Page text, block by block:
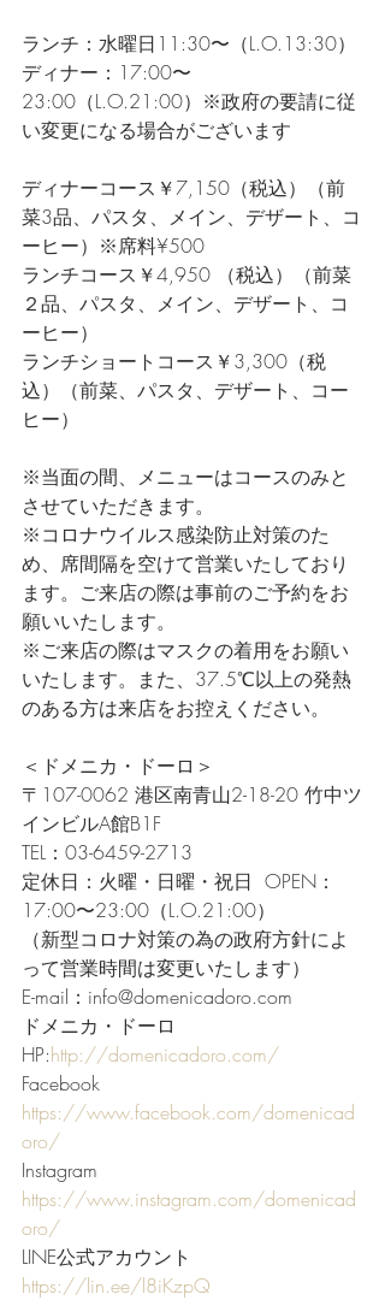
ランチ：水曜日11:30〜（L.O.13:30）
ディナー：17:00〜
23:00（L.O.21:00）※政府の要請に従
い変更になる場合がございます
ディナーコース￥7,150（税込）（前
菜3品、パスタ、メイン、デザート、コ
ーヒー）※席料¥500
ランチコース￥4,950 （税込）（前菜
２品、パスタ、メイン、デザート、コ
ーヒー）
ランチショートコース￥3,300（税
込）（前菜、パスタ、デザート、コー
ヒー）
※当面の間、メニューはコースのみと
させていただきます。
※コロナウイルス感染防止対策のた
め、席間隔を空けて営業いたしており
ます。ご来店の際は事前のご予約をお
願いいたします。
※ご来店の際はマスクの着用をお願い
いたします。また、37.5℃以上の発熱
のある方は来店をお控えください。
＜ドメニカ・ドーロ＞
〒107-0062 港区南青山2-18-20 竹中ツ
インビルA館B1F
TEL：03-6459-2713
定休日：火曜・日曜・祝日  OPEN：
17:00〜23:00（L.O.21:00）
（新型コロナ対策の為の政府方針によ
って営業時間は変更いたします）
E-mail：info@domenicadoro.com
ドメニカ・ドーロ
HP:http://domenicadoro.com/
Facebook
https://www.facebook.com/domenicad
oro/
Instagram
https://www.instagram.com/domenicad
oro/
LINE公式アカウント
https://lin.ee/l8iKzpQ